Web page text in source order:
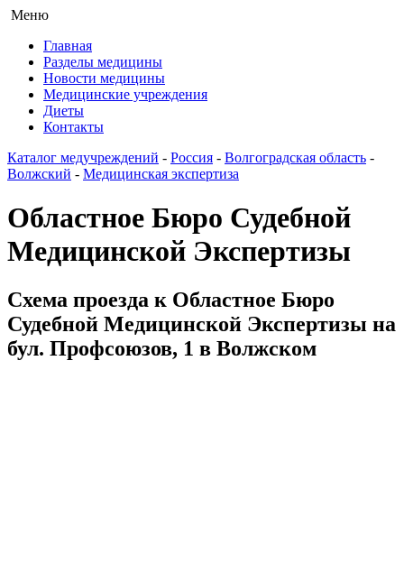
Меню
Главная
Разделы медицины
Новости медицины
Медицинские учреждения
Диеты
Контакты
Каталог медучреждений - Россия - Волгоградская область -
Волжский - Медицинская экспертиза
Областное Бюро Судебной
Медицинской Экспертизы
Схема проезда к Областное Бюро
Судебной Медицинской Экспертизы на
бул. Профсоюзов, 1 в Волжском